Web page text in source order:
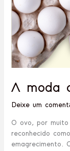
A moda
Deixe um
O ovo, por
reconhecido
emagrecimento.